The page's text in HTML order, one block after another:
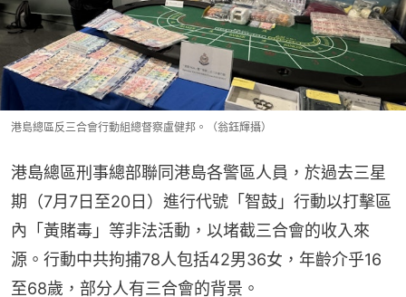
港島總區反三合會行動組總督察盧健邦。（翁鈺輝攝）
港島總區刑事總部聯同港島各警區人員，於過去三星
期（7月7日至20日）進行代號「智鼓」行動以打擊區
內「黃賭毒」等非法活動，以堵截三合會的收入來
源。行動中共拘捕78人包括42男36女，年齡介乎16
至68歲，部分人有三合會的背景。